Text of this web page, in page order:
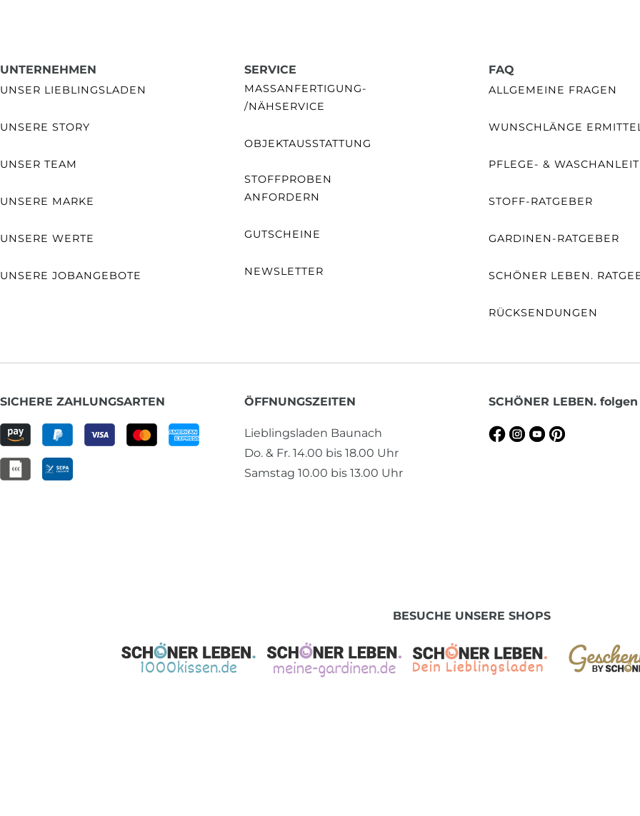
UNTERNEHMEN
UNSER LIEBLINGSLADEN
UNSERE STORY
UNSER TEAM
UNSERE MARKE
UNSERE WERTE
UNSERE JOBANGEBOTE
SERVICE
MASSANFERTIGUNG- /
NÄHSERVICE
OBJEKTAUSSTATTUNG
STOFFPROBEN
ANFORDERN
GUTSCHEINE
NEWSLETTER
FAQ
ALLGEMEINE FRAGEN
WUNSCHLÄNGE
PFLEGE- &
STOFF-RATGEBER
GARDINEN-RATGEBER
SCHÖNER LEBEN.
RÜCKSENDUNGEN
SICHERE ZAHLUNGSARTEN ÖFFNUNGSZEITEN
Lieblingsladen Baunach
Do. & Fr. 14.00 bis 18.00 Uhr
Samstag 10.00 bis 13.00 Uhr
SCHÖNER LEBEN. folgen
BESUCHE UNSERE SHOPS